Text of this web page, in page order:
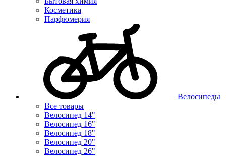
Косметика
Парфюмерия
Велосипеды
Все товары
Велосипед 14"
Велосипед 16"
Велосипед 18"
Велосипед 20"
Велосипед 26"